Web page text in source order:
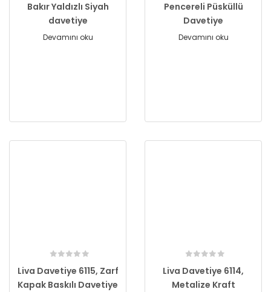
Bakır Yaldızlı Siyah
davetiye
Devamını oku
Pencereli Püsküllü
Davetiye
Devamını oku
Liva Davetiye 6115, Zarf
Kapak Baskılı Davetiye
Liva Davetiye 6114,
Metalize Kraft